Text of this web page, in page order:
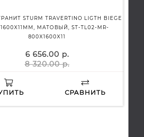
STURM TRAVERTINO LIGTH BIEGE
МАТОВЫЙ, ST-TL02-MR-
800X1600X11
6 656.00 р.
8 320.00 р.
СРАВНИТЬ